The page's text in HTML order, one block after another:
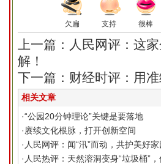
欠扁 支持 很棒
上一篇：人民网评：这
解！
下一篇：财经时评：用
相关文章
·“公园20分钟理论”关键是要落地
·赓续文化根脉，打开创新空间
· 人民网评：闻“汛”而动，共护美好家
· 人民热评：天然溶洞变身“垃圾桶”